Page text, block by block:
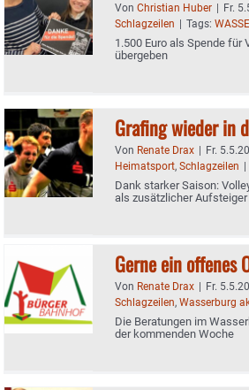
Von Christian Huber | Fr.
Schlagzeilen | Tags:
1.500 Euro als Spende für
übergeben
Grafing wieder in
Von Renate Drax | Fr.
Heimatsport, Schlagzeilen |
Dank starker Saison:
als zusätzlicher
Gerne ein offenes
Von Renate Drax | Fr.
Schlagzeilen, Wasserburg
Die Beratungen im
der kommenden Woche